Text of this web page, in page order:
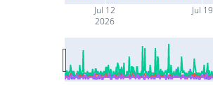
Jul 12
2026
Jul 19